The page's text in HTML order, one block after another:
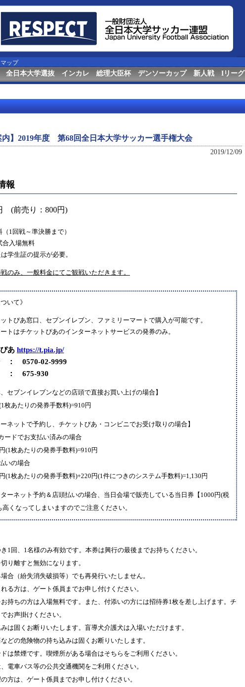
ップ
全日本大学選抜 インカレ 総理大臣杯 デンソーカップ 新人戦 Iリーグ
内】2019年度 第68回全日本大学サッカー選手権大会
2019/12/09
報
(前売り：800円)
1回戦～準決勝まで）
入場無料
学生証の提示が必要。
のみ、一般料金にてご観戦いただきます。
いて》
トぴあ窓口、セブンイレブン、ファミリーマートで購入が可能です。
トはチケットぴあのインターネットサービスの発券のみ。
あ https://t.pia.jp/
0570-02-9999
675-930
、セブンイレブンなどの店頭で直接お買い上げの場合】
枚あたりの発券手数料)=910円
ーネットで予約し、チケットぴあ・コンビニでお受け取りの場合】
ードでお支払い済みの場合
(1枚あたりの発券手数料)=910円
いの場合
(1枚あたりの発券手数料)+220円(1件につきのシステム手数料)=1,130円
ーネット予約＆店頭払いの場合、当日会場で販売している当日券【1000円(税
高くなってしまいますのでご注意ください。
1回、1名様のみ有効です。本券は興行の最後までお持ちください。
り離すと無効になります。
合（紛失消失破損等）でも再発行いたしません。
る方は、ゲート係員までお申し付けください。
お持ちの方は入場無料です。また、付添いの方には招待券1枚を差し上げます。チ
お声掛けください。
は固くお断りいたします。盲導犬介護犬は入場いただけます。
どの危険物の持ち込みは固くお断りいたします。
は禁煙です。喫煙所がある場合はそちらをご利用ください。
電車バス等の公共交通機関をご利用ください。
方は、ゲート係員までお申し付けください。